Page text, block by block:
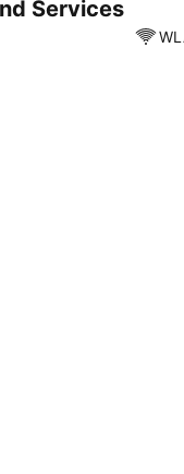
Services